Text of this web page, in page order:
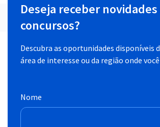
Deseja receber
concursos?
Descubra as oportunidades disponíveis
área de interesse ou da região onde
Nome